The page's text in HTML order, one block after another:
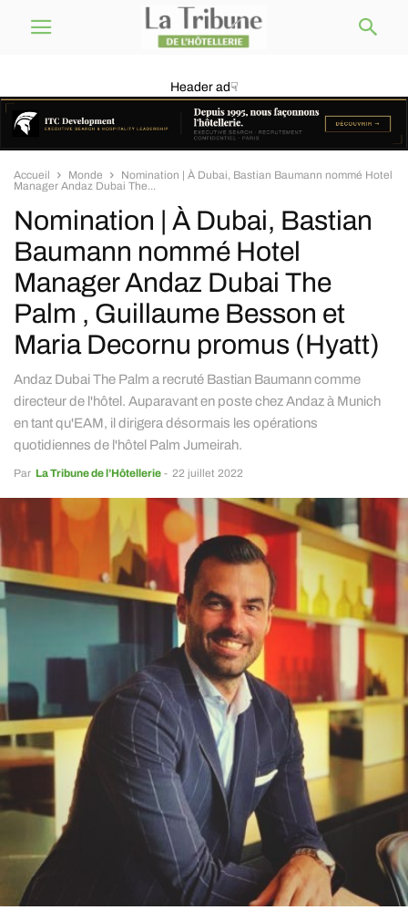
Header ad☟
Accueil Monde
Nomination | À Dubai, Bastian Baumann nommé Hotel
Manager Andaz Dubai The...
Nomination | À Dubai, Bastian
Baumann nommé Hotel
Manager Andaz Dubai The
Palm , Guillaume Besson et
Maria Decornu promus (Hyatt)
Andaz Dubai The Palm a recruté Bastian Baumann comme
directeur de l'hôtel. Auparavant en poste chez Andaz à Munich
en tant qu'EAM, il dirigera désormais les opérations
quotidiennes de l'hôtel Palm Jumeirah.
Par La Tribune de l’Hôtellerie - 22 juillet 2022